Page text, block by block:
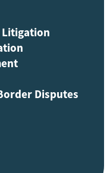
Litigation
Disputes